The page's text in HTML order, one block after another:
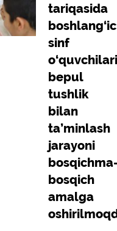
tariqasida
sinf
bepul
tushlik
bilan
ta’minlash
jarayoni
bosqich
amalga